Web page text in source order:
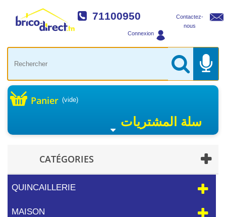
Contactez-
nous
71100950
Connexion
Panier (vide)
سلة المشتريات
CATÉGORIES
QUINCAILLERIE
MAISON